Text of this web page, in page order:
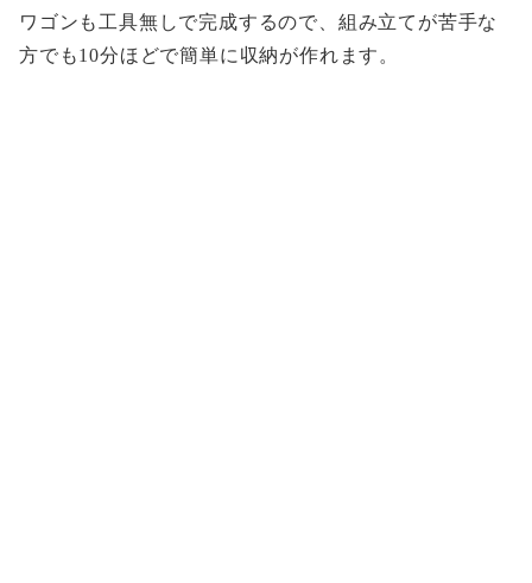
ワゴンも工具無しで完成するので、組み立てが苦手な
方でも10分ほどで簡単に収納が作れます。